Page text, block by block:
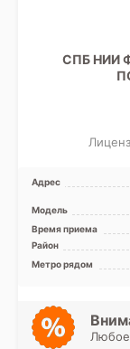
СПБ НИИ
Адрес
Модель
Время приема
Район
Метро рядом
Любое